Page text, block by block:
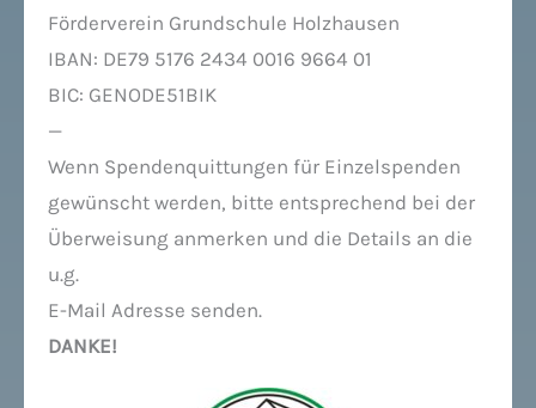
Förderverein Grundschule Holzhausen
IBAN: DE79 5176 2434 0016 9664 01
BIC: GENODE51BIK
—
Wenn Spendenquittungen für Einzelspenden
gewünscht werden, bitte entsprechend bei der
Überweisung anmerken und die Details an die
u.g.
E-Mail Adresse senden.
DANKE!